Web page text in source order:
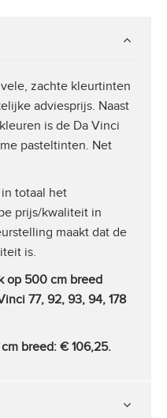
zachte kleurtinten
adviesprijs. Naast
is de Da Vinci
pasteltinten. Net
in totaal het
prijs/kwaliteit in
maakt dat de
is.
op 500 cm breed
77, 92, 93, 94, 178
breed: €106,25.